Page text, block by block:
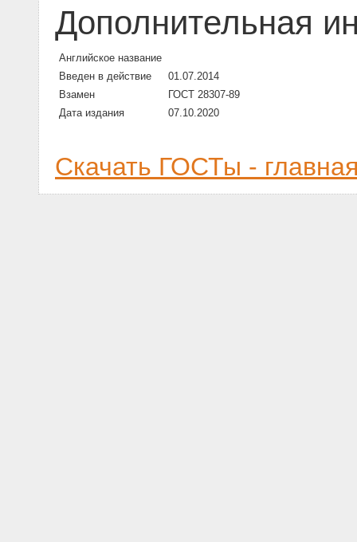
Дополнительная
Английское название
Введен в действие
01.07.2014
Взамен
ГОСТ 28307-89
Дата издания
07.10.2020
Скачать ГОСТы -